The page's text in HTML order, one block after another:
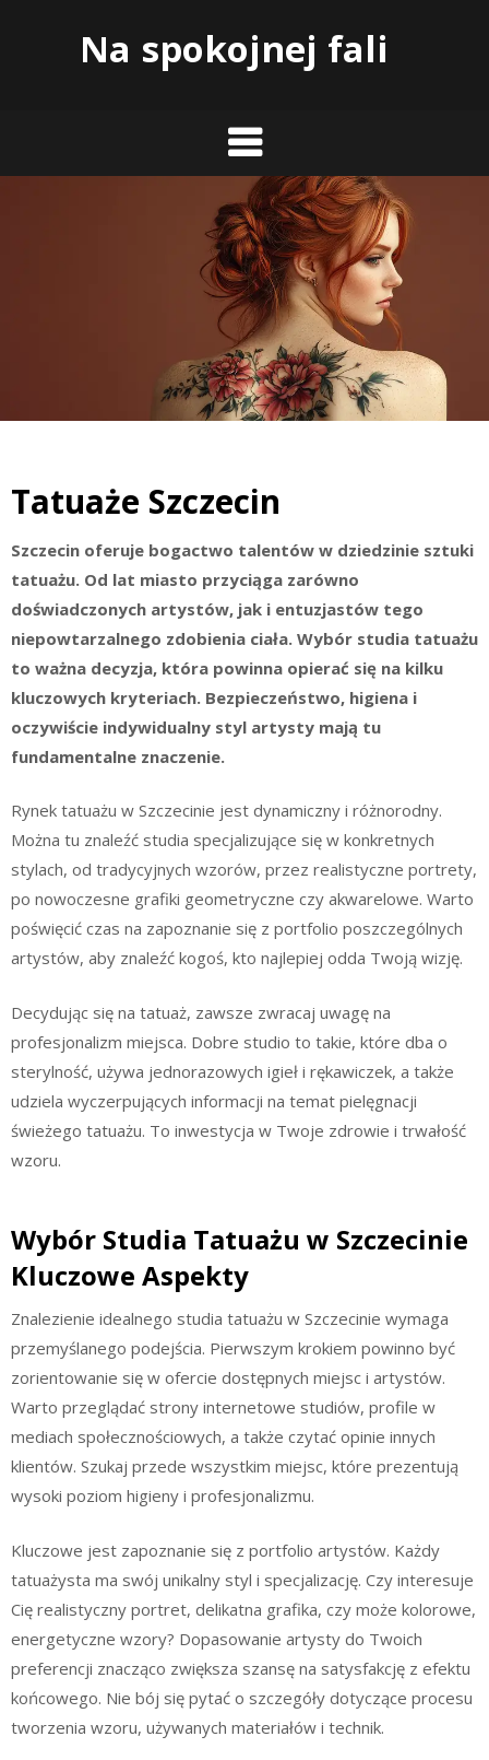
Na spokojnej fali
Tatuaże Szczecin
Szczecin oferuje bogactwo talentów w dziedzinie sztuki
tatuażu. Od lat miasto przyciąga zarówno
doświadczonych artystów, jak i entuzjastów tego
niepowtarzalnego zdobienia ciała. Wybór studia tatuażu
to ważna decyzja, która powinna opierać się na kilku
kluczowych kryteriach. Bezpieczeństwo, higiena i
oczywiście indywidualny styl artysty mają tu
fundamentalne znaczenie.
Rynek tatuażu w Szczecinie jest dynamiczny i różnorodny.
Można tu znaleźć studia specjalizujące się w konkretnych
stylach, od tradycyjnych wzorów, przez realistyczne portrety,
po nowoczesne grafiki geometryczne czy akwarelowe. Warto
poświęcić czas na zapoznanie się z portfolio poszczególnych
artystów, aby znaleźć kogoś, kto najlepiej odda Twoją wizję.
Decydując się na tatuaż, zawsze zwracaj uwagę na
profesjonalizm miejsca. Dobre studio to takie, które dba o
sterylność, używa jednorazowych igieł i rękawiczek, a także
udziela wyczerpujących informacji na temat pielęgnacji
świeżego tatuażu. To inwestycja w Twoje zdrowie i trwałość
wzoru.
Wybór Studia Tatuażu w Szczecinie
Kluczowe Aspekty
Znalezienie idealnego studia tatuażu w Szczecinie wymaga
przemyślanego podejścia. Pierwszym krokiem powinno być
zorientowanie się w ofercie dostępnych miejsc i artystów.
Warto przeglądać strony internetowe studiów, profile w
mediach społecznościowych, a także czytać opinie innych
klientów. Szukaj przede wszystkim miejsc, które prezentują
wysoki poziom higieny i profesjonalizmu.
Kluczowe jest zapoznanie się z portfolio artystów. Każdy
tatuażysta ma swój unikalny styl i specjalizację. Czy interesuje
Cię realistyczny portret, delikatna grafika, czy może kolorowe,
energetyczne wzory? Dopasowanie artysty do Twoich
preferencji znacząco zwiększa szansę na satysfakcję z efektu
końcowego. Nie bój się pytać o szczegóły dotyczące procesu
tworzenia wzoru, używanych materiałów i technik.